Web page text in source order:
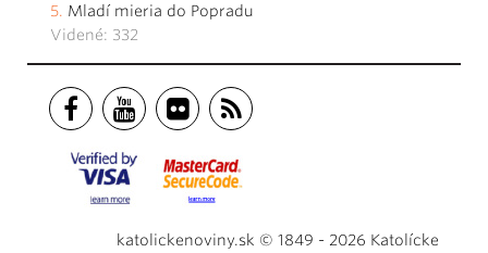
Mladí mieria do Popradu
Videné: 332
katolickenoviny.sk © 1849 - 2026 Katolícke